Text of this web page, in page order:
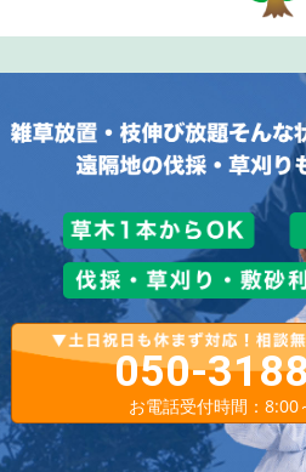
050-
お電話受付時間：8:00